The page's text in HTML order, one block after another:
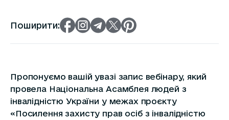
Поширити:
Пропонуємо вашій увазі запис вебінару, який
провела Національна Асамблея людей з
інвалідністю України у межах проєкту
«Посилення захисту прав осіб з інвалідністю